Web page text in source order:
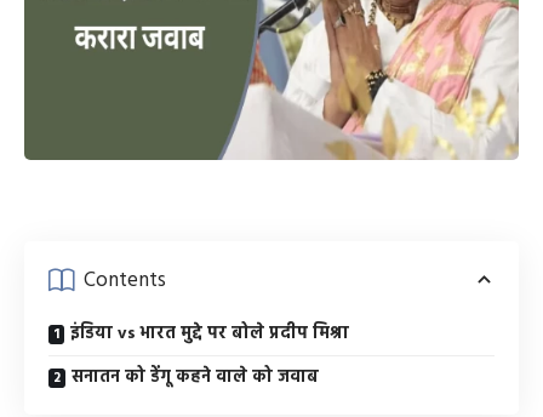
Contents
इंडिया vs भारत मुद्दे पर बोले प्रदीप मिश्रा
सनातन को डेंगू कहने वाले को जवाब